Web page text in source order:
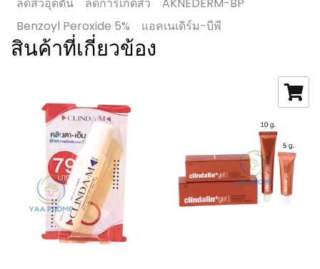
Benzoyl Peroxide 5%
แอคเนเดิร์ม-บีพี
สินค้าที่เกี่ยวข้อง